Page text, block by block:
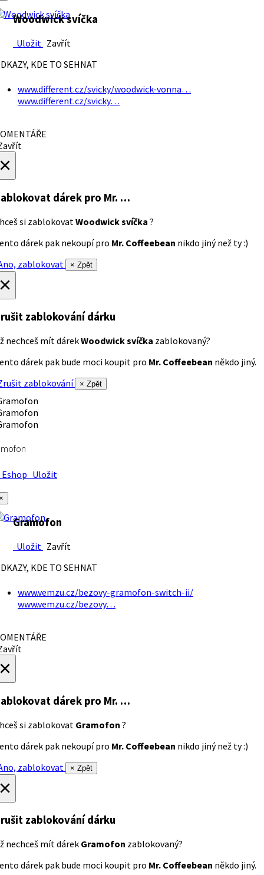
Woodwick svíčka
Uložit Zavřít
KDE TO SEHNAT
www.different.cz/svicky/woodwick-vonna…
www.different.cz/svicky…
dárek pro Mr. …
si zablokovat Woodwick svíčka ?
dárek pak nekoupí pro Mr. Coffeebean nikdo jiný než ty :)
zablokovat
× Zpět
zablokování dárku
nechceš mít dárekWoodwick svíčka zablokovaný?
dárek pak bude moci koupit pro Mr. Coffeebean někdo jiný.
zablokování
× Zpět
Uložit
Gramofon
Uložit Zavřít
KDE TO SEHNAT
www.vemzu.cz/bezovy-gramofon-switch-ii/
www.vemzu.cz/bezovy…
dárek pro Mr. …
si zablokovat Gramofon ?
dárek pak nekoupí pro Mr. Coffeebean nikdo jiný než ty :)
zablokovat
× Zpět
zablokování dárku
nechceš mít dárek Gramofon zablokovaný?
dárek pak bude moci koupit pro Mr. Coffeebean někdo jiný.